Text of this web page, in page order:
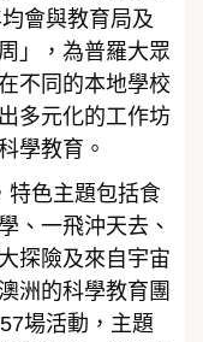
會與教育局及
」，為普羅大眾
不同的本地學校
多元化的工作坊
學教育。
特色主題包括食
、一飛沖天去、
探險及來自宇宙
洲的科學教育團
場活動，主題